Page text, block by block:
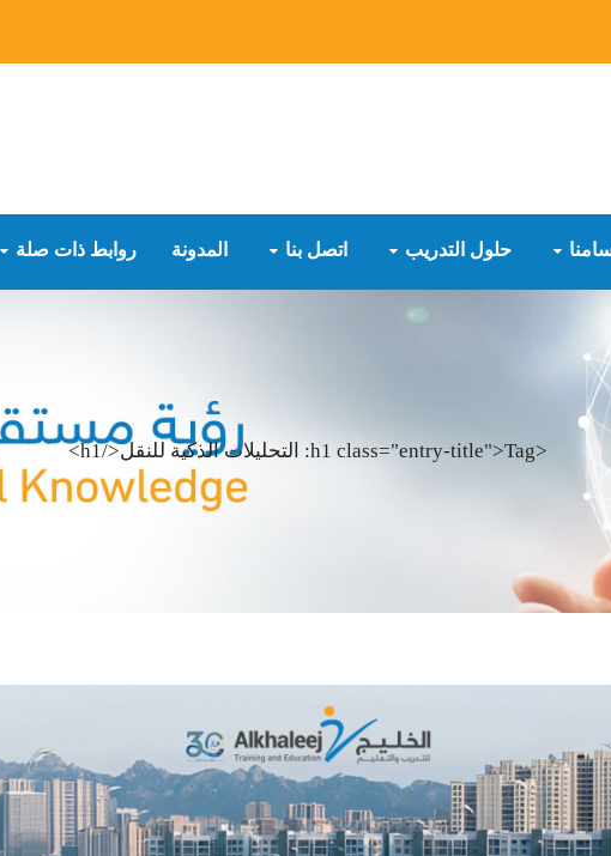
حلول التدريب اتصل بنا المدونة
روابط ذات صلة
<h1 class="entry-title">Tag: التحليلات الذكية للنقل</h1>